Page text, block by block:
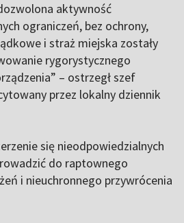
aktywność
ograniczeń, bez ochrony,
i straż miejska zostały
rygorystycznego
– ostrzegł szef
przez lokalny dziennik
się nieodpowiedzialnych
do raptownego
i nieuchronnego przywrócenia